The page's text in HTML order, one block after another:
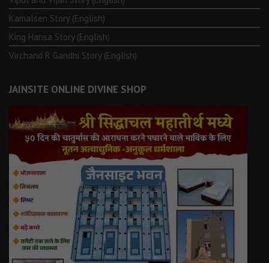
Kamalsen Story (English)
King Hansa Story (English)
Virchand R Gandhi Story (English)
JAINSITE ONLINE DIVINE SHOP